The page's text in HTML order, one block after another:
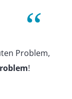
Problem,
!